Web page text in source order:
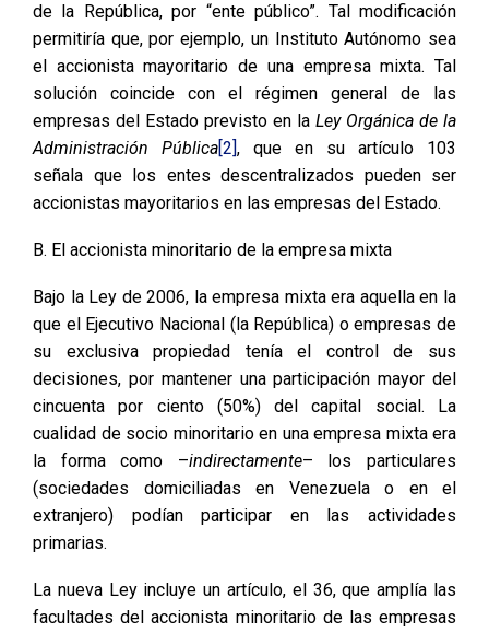
de la República, por “ente público”. Tal modificación
permitiría que, por ejemplo, un Instituto Autónomo sea
el accionista mayoritario de una empresa mixta. Tal
solución coincide con el régimen general de las
empresas del Estado previsto en la Ley Orgánica de la
Administración Pública [2] , que en su artículo 103
señala que los entes descentralizados pueden ser
accionistas mayoritarios en las empresas del Estado.
B. El accionista minoritario de la empresa mixta
Bajo la Ley de 2006, la empresa mixta era aquella en la
que el Ejecutivo Nacional (la República) o empresas de
su exclusiva propiedad tenía el control de sus
decisiones, por mantener una participación mayor del
cincuenta por ciento (50%) del capital social. La
cualidad de socio minoritario en una empresa mixta era
la forma como –indirectamente– los particulares
(sociedades domiciliadas en Venezuela o en el
extranjero) podían participar en las actividades
primarias.
La nueva Ley incluye un artículo, el 36, que amplía las
facultades del accionista minoritario de las empresas